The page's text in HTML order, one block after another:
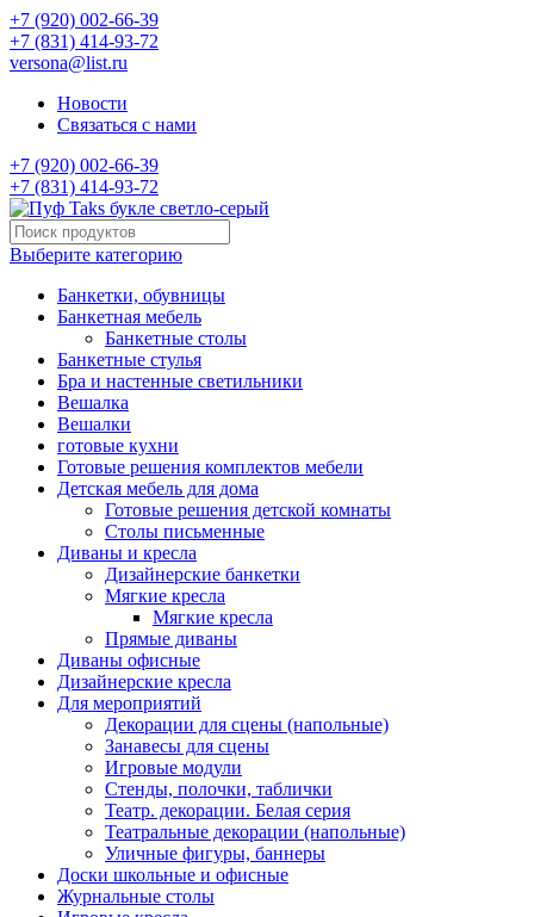
+7 (920) 002-66-39
+7 (831) 414-93-72
versona@list.ru
Новости
Связаться с нами
+7 (920) 002-66-39
+7 (831) 414-93-72
Выберите категорию
Банкетки, обувницы
Банкетная мебель
Банкетные столы
Банкетные стулья
Бра и настенные светильники
Вешалка
Вешалки
готовые кухни
Готовые решения комплектов мебели
Детская мебель для дома
Готовые решения детской комнаты
Столы письменные
Диваны и кресла
Дизайнерские банкетки
Мягкие кресла
Мягкие кресла
Прямые диваны
Диваны офисные
Дизайнерские кресла
Для мероприятий
Декорации для сцены (напольные)
Занавесы для сцены
Игровые модули
Стенды, полочки, таблички
Театр. декорации. Белая серия
Театральные декорации (напольные)
Уличные фигуры, баннеры
Доски школьные и офисные
Журнальные столы